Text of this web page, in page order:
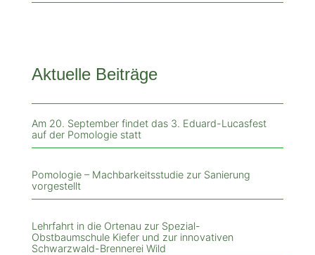
Aktuelle Beiträge
Am 20. September findet das 3. Eduard-Lucasfest
auf der Pomologie statt
Pomologie – Machbarkeitsstudie zur Sanierung
vorgestellt
Lehrfahrt in die Ortenau zur Spezial-
Obstbaumschule Kiefer und zur innovativen
Schwarzwald-Brennerei Wild